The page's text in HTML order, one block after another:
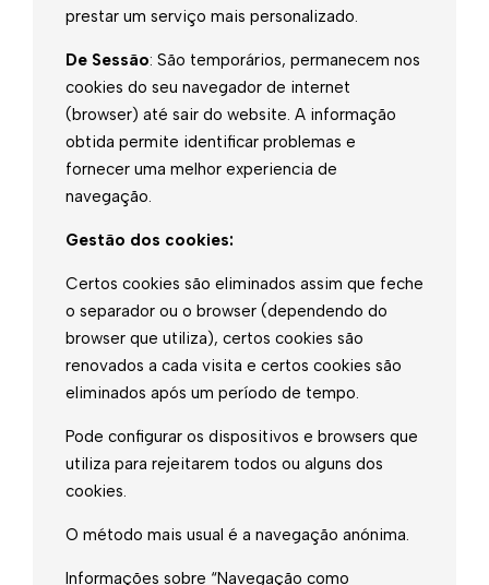
prestar um serviço mais personalizado.
De Sessão: São temporários, permanecem nos
cookies do seu navegador de internet
(browser) até sair do website. A informação
obtida permite identificar problemas e
fornecer uma melhor experiencia de
navegação.
Gestão dos cookies:
Certos cookies são eliminados assim que feche
o separador ou o browser (dependendo do
browser que utiliza), certos cookies são
renovados a cada visita e certos cookies são
eliminados após um período de tempo.
Pode configurar os dispositivos e browsers que
utiliza para rejeitarem todos ou alguns dos
cookies.
O método mais usual é a navegação anónima.
Informações sobre “Navegação como